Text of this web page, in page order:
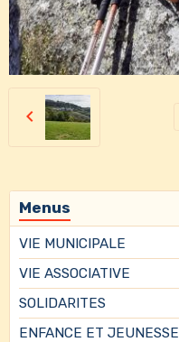
Menus
VIE MUNICIPALE
VIE ASSOCIATIVE
SOLIDARITES
ENFANCE ET JEUNESSE